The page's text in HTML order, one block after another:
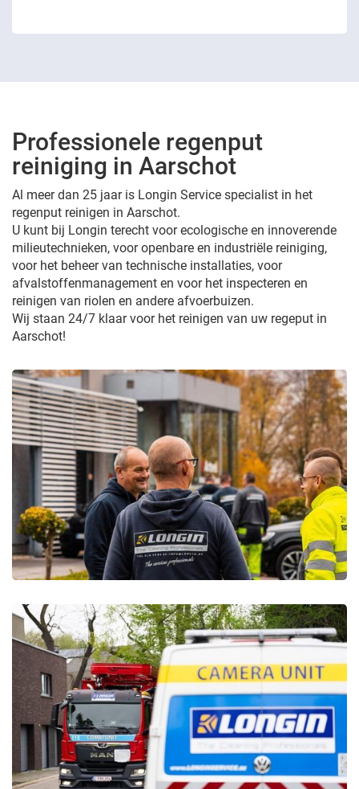
Professionele regenput
reiniging in Aarschot
Al meer dan 25 jaar is Longin Service specialist in het
regenput reinigen in Aarschot.
U kunt bij Longin terecht voor ecologische en innoverende
milieutechnieken, voor openbare en industriële reiniging,
voor het beheer van technische installaties, voor
afvalstoffenmanagement en voor het inspecteren en
reinigen van riolen en andere afvoerbuizen.
Wij staan 24/7 klaar voor het reinigen van uw regeput in
Aarschot!